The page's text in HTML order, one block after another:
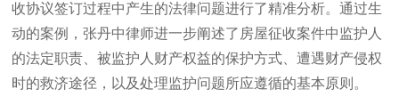
收协议签订过程中产生的法律问题进行了精准分析。通过生
动的案例，张丹中律师进一步阐述了房屋征收案件中监护人
的法定职责、被监护人财产权益的保护方式、遭遇财产侵权
时的救济途径，以及处理监护问题所应遵循的基本原则。